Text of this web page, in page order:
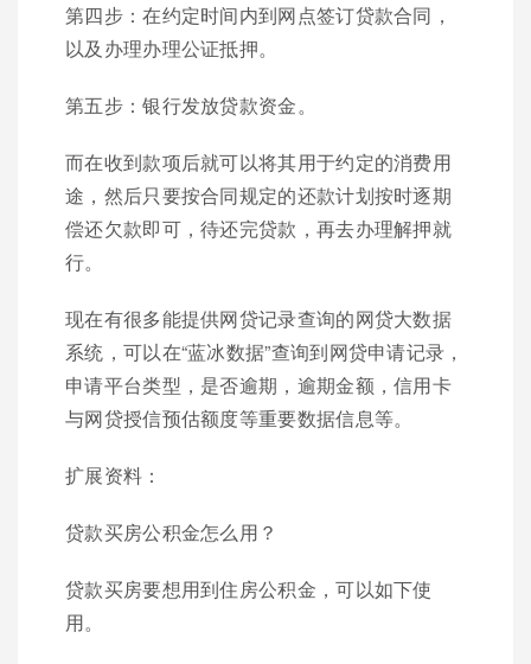
第四步：在约定时间内到网点签订贷款合同，
以及办理办理公证抵押。
第五步：银行发放贷款资金。
而在收到款项后就可以将其用于约定的消费用
途，然后只要按合同规定的还款计划按时逐期
偿还欠款即可，待还完贷款，再去办理解押就
行。
现在有很多能提供网贷记录查询的网贷大数据
系统，可以在“蓝冰数据”查询到网贷申请记录，
申请平台类型，是否逾期，逾期金额，信用卡
与网贷授信预估额度等重要数据信息等。
扩展资料：
贷款买房公积金怎么用？
贷款买房要想用到住房公积金，可以如下使
用。